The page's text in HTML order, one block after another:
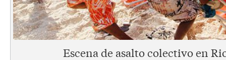
Escena de asalto colectivo en